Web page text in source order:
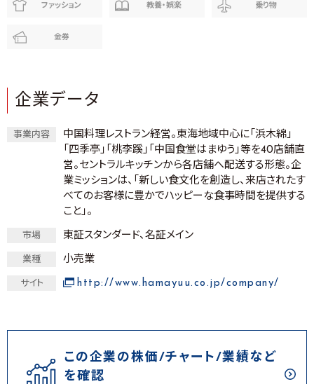
ファッション 教養・娯楽 乗り物
金券
企業データ
事業内容
中国料理レストラン経営。東海地域中心に「浜木綿」
「四季亭」「桃李蹊」「中国食堂はまゆう」等を40店舗直
営。セントラルキッチンから各店舗へ配送する形態。企
業ミッションは、「新しい食文化を創造し、来店されたす
べてのお客様に豊かでハッピーな食事時間を提供する
こと」。
市場 東証スタンダード、名証メイン
業種 小売業
サイト http://www.hamayuu.co.jp/company/
この企業の株価/チャート/業績など
を確認